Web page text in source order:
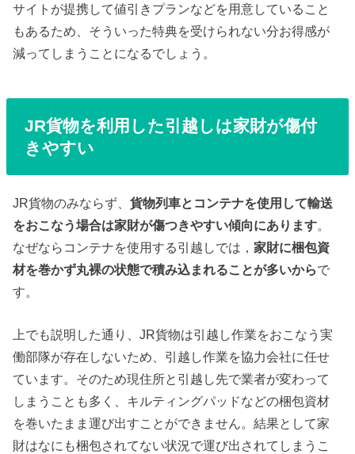
サイトが提携して値引きプランなどを用意していること
もあるため、そういった特典を受けられない分お得感が
減ってしまうことになるでしょう。
JR貨物を利用した引越しは家財が傷付
きやすい
JR貨物のみならず、貨物列車とコンテナを使用して輸送
をおこなう場合は家財が傷つきやすい傾向にあります。
なぜならコンテナを使用する引越しでは，家財に梱包資
材を巻かず丸裸の状態で積み込まれることが多いからで
す。
上でも説明した通り、JR貨物は引越し作業をおこなう実
働部隊が存在しないため、引越し作業を協力会社に任せ
ています。そのため現住所と引越し先で業者が変わって
しまうことも多く、キルティングパッドなどの梱包資材
を巻いたまま運び出すことができません。結果として家
財はなにも梱包されてない状況で運び出されてしまうこ